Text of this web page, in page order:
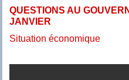
QUESTIONS AU
JANVIER
Situation économique